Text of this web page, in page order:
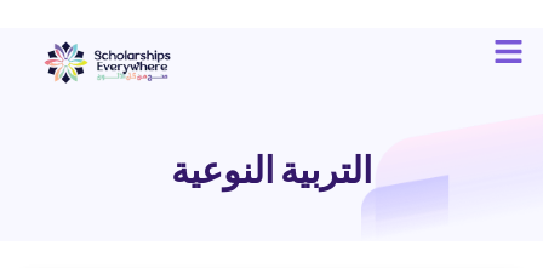
التربية النوعية